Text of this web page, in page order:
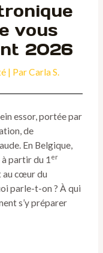
vous
2026
| ParCarla S.
essor, portée par
de
En Belgique,
partir du 1 er
au cœur du
parle-t-on ? À qui
s’y préparer